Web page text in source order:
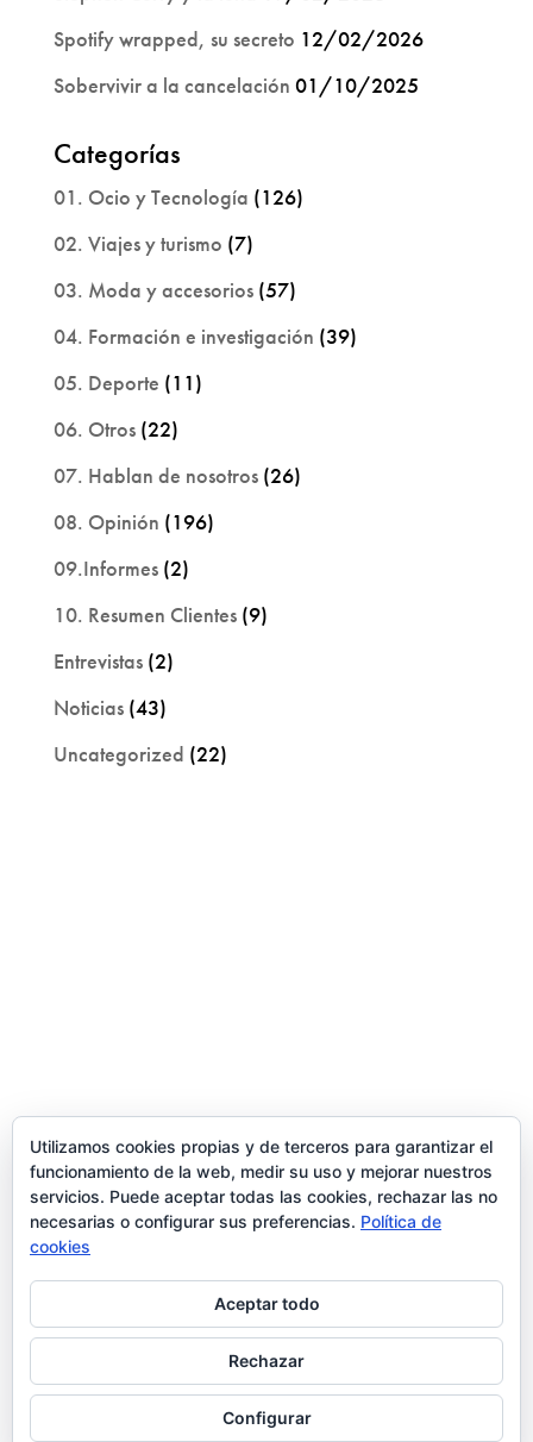
Spotify wrapped, su secreto 12/02/2026
Sobervivir a la cancelación 01/10/2025
Categorías
01. Ocio y Tecnología (126)
02. Viajes y turismo (7)
03. Moda y accesorios(57)
04. Formación e investigación (39)
05. Deporte (11)
06. Otros(22)
07. Hablan de nosotros(26)
08. Opinión (196)
09.Informes(2)
10. Resumen Clientes(9)
Entrevistas(2)
Noticias(43)
Uncategorized (22)
instagram
linkedin
Aviso Legal y Condiciones de Uso
Utilizamos cookies propias y de terceros para garantizar el
funcionamiento de la web, medir su uso y mejorar nuestros
servicios. Puede aceptar todas las cookies, rechazar las no
necesarias o configurar sus preferencias. Política de
cookies
Aceptar todo
Rechazar
Configurar